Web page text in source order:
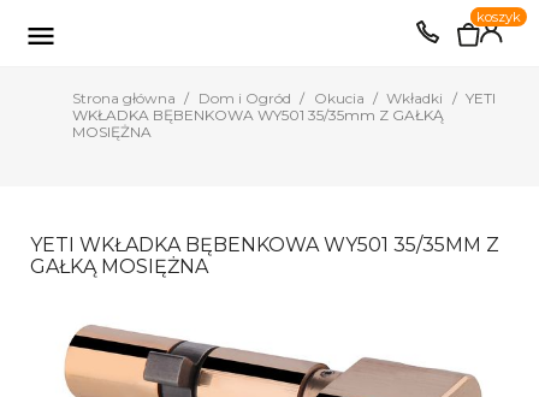
EUR PLN

0
koszyk
Strona główna Dom i Ogród Okucia Wkładki
YETI
WKŁADKA BĘBENKOWA WY501 35/35mm Z GAŁKĄ
MOSIĘŻNA
YETI WKŁADKA BĘBENKOWA WY501 35/35MM Z
GAŁKĄ MOSIĘŻNA